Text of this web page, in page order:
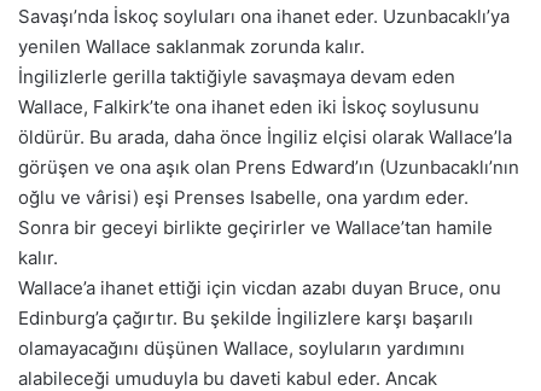
Savaşı’nda İskoç soyluları ona ihanet eder. Uzunbacaklı’ya
yenilen Wallace saklanmak zorunda kalır.
İngilizlerle gerilla taktiğiyle savaşmaya devam eden
Wallace, Falkirk’te ona ihanet eden iki İskoç soylusunu
öldürür. Bu arada, daha önce İngiliz elçisi olarak Wallace’la
görüşen ve ona aşık olan Prens Edward’ın (Uzunbacaklı’nın
oğlu ve vârisi) eşi Prenses Isabelle, ona yardım eder.
Sonra bir geceyi birlikte geçirirler ve Wallace’tan hamile
kalır.
Wallace’a ihanet ettiği için vicdan azabı duyan Bruce, onu
Edinburg’a çağırtır. Bu şekilde İngilizlere karşı başarılı
olamayacağını düşünen Wallace, soyluların yardımını
alabileceği umuduyla bu daveti kabul eder. Ancak